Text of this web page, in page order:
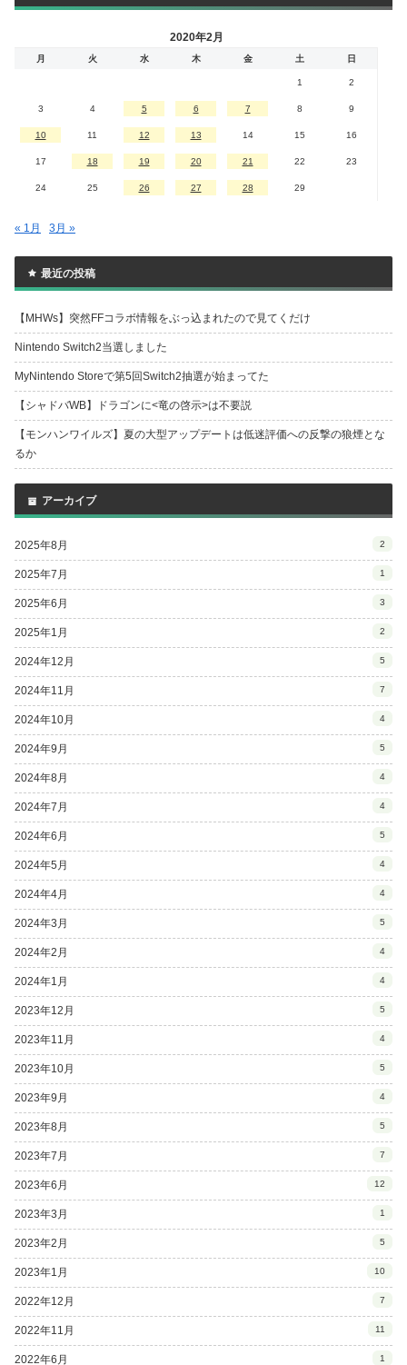
2020年2月
月 火 水 木 金 土 日
1 2
3 4 5 6 7 8 9
10 11 12 13 14 15 16
17 18 19 20 21 22 23
24 25 26 27 28 29
« 1月 3月 »
最近の投稿
【MHWs】突然FFコラボ情報をぶっ込まれたので見てくだけ
Nintendo Switch2当選しました
MyNintendo Storeで第5回Switch2抽選が始まってた
【シャドバWB】ドラゴンに<竜の啓示>は不要説
【モンハンワイルズ】夏の大型アップデートは低迷評価への反撃の狼煙とな
るか
アーカイブ
2025年8月 2
2025年7月 1
2025年6月 3
2025年1月 2
2024年12月 5
2024年11月 7
2024年10月 4
2024年9月 5
2024年8月 4
2024年7月 4
2024年6月 5
2024年5月 4
2024年4月 4
2024年3月 5
2024年2月 4
2024年1月 4
2023年12月 5
2023年11月 4
2023年10月 5
2023年9月 4
2023年8月 5
2023年7月 7
2023年6月 12
2023年3月 1
2023年2月 5
2023年1月 10
2022年12月 7
2022年11月 11
2022年6月 1